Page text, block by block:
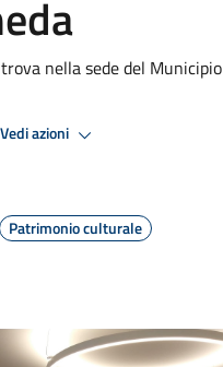
nella sede del Municipio
Vedi azioni
Patrimonio culturale